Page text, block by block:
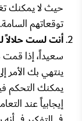
حيث لا يمكنك
توقعاتهم السامة.
أنت لست حلالاً
سعيداً، إذا
ينتهي بك
يمكنك التحكم
إيجابياً عند